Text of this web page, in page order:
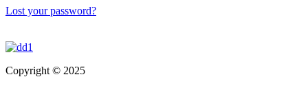
Lost your password?
Copyright © 2025